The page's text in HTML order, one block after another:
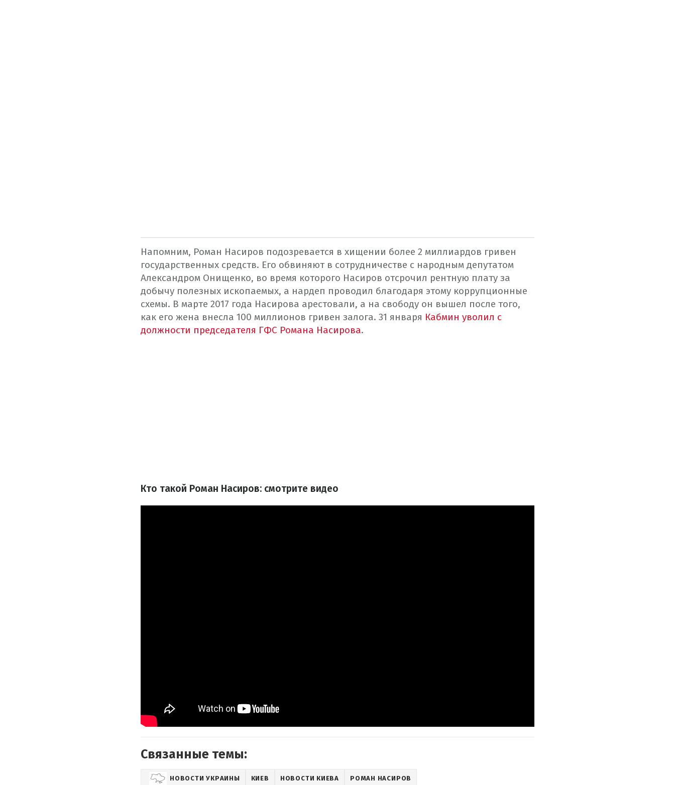
Напомним, Роман Насиров подозревается в хищении более 2 миллиардов гривен
государственных средств. Его обвиняют в сотрудничестве с народным депутатом
Александром Онищенко, во время которого Насиров отсрочил рентную плату за
добычу полезных ископаемых, а нардеп проводил благодаря этому коррупционные
схемы. В марте 2017 года Насирова арестовали, а на свободу он вышел после того,
как его жена внесла 100 миллионов гривен залога. 31 января Кабмин уволил с
должности председателя ГФС Романа Насирова.
Кто такой Роман Насиров: смотрите видео
Связанные темы:
НОВОСТИ УКРАИНЫ КИЕВ НОВОСТИ КИЕВА РОМАН НАСИРОВ